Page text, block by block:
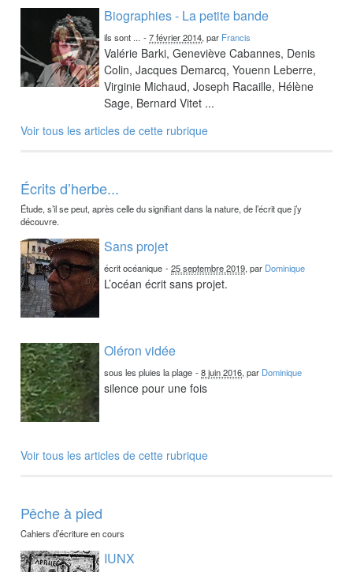
Biographies - La petite bande
ils sont ... -7 février 2014, par Francis
Valérie Barki, Geneviève Cabannes, Denis
Colin, Jacques Demarcq, Youenn Leberre,
Virginie Michaud, Joseph Racaille, Hélène
Sage, Bernard Vitet ...
Voir tous les articles de cette rubrique
Écrits d’herbe...
Étude, s’il se peut, après celle du signifiant dans la nature, de l’écrit que j’y
découvre.
Sans projet
écrit océanique -25 septembre 2019, par Dominique
L’océan écrit sans projet.
Oléron vidée
sous les pluies la plage -8 juin 2016, par Dominique
silence pour une fois
Voir tous les articles de cette rubrique
Pêche à pied
Cahiers d’écriture en cours
IUNX